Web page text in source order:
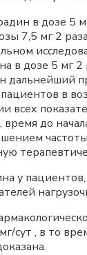
в дозе 5
7,5 мг 2
в дозе 5 мг 2
дальнейший
в
всех
время до
у
сут , в то